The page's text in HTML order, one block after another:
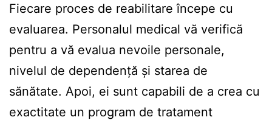
Fiecare proces de reabilitare începe cu
evaluarea. Personalul medical vă verifică
pentru a vă evalua nevoile personale,
nivelul de dependență și starea de
sănătate. Apoi, ei sunt capabili de a crea cu
exactitate un program de tratament